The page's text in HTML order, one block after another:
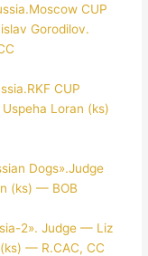
CUP
Gorodilov.
CUP
Loran (ks)
Dogs».Judge
(ks) — BOB
2». Judge — Liz
— R.CAC, CC